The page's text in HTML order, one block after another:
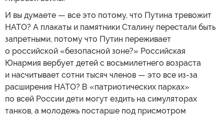
И вы думаете — все это потому, что Путина тревожит
НАТО? А плакаты и памятники Сталину перестали быть
запретными, потому что Путин переживает
о российской «безопасной зоне?» Российская
Юнармия вербует детей с восьмилетнего возраста
и насчитывает сотни тысяч членов — это все из-за
расширения НАТО? В «патриотических парках»
по всей России дети могут ездить на симуляторах
танков, а молодежь постарше под присмотром